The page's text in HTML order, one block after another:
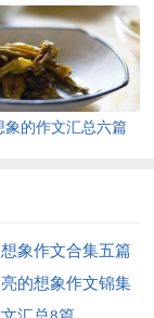
象的作文汇总六篇
象作文合集五篇
亮的想象作文锦集